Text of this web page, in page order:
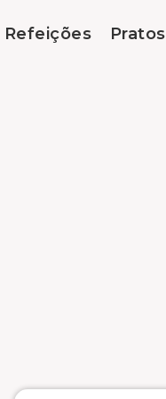
Refeições Pratos